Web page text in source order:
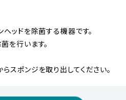
ッドを除菌する機器です。
を行います。
スポンジを取り出してください。